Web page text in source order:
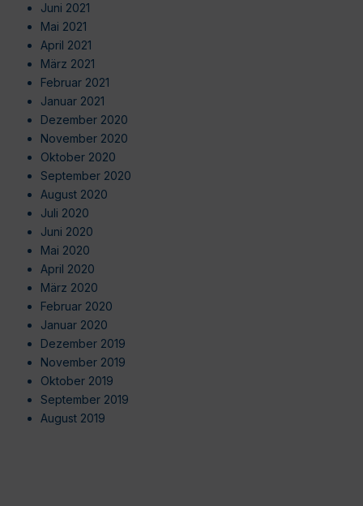
Juni 2021
Mai 2021
April 2021
März 2021
Februar 2021
Januar 2021
Dezember 2020
November 2020
Oktober 2020
September 2020
August 2020
Juli 2020
Juni 2020
Mai 2020
April 2020
März 2020
Februar 2020
Januar 2020
Dezember 2019
November 2019
Oktober 2019
September 2019
August 2019